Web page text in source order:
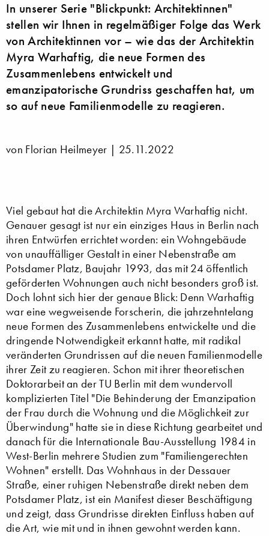
In unserer Serie "Blickpunkt: Architektinnen"
stellen wir Ihnen in regelmäßiger Folge das Werk
von Architektinnen vor – wie das der Architektin
Myra Warhaftig, die neue Formen des
Zusammenlebens entwickelt und
emanzipatorische Grundriss geschaffen hat, um
so auf neue Familienmodelle zu reagieren.
von Florian Heilmeyer | 25.11.2022
Viel gebaut hat die Architektin Myra Warhaftig nicht.
Genauer gesagt ist nur ein einziges Haus in Berlin nach
ihren Entwürfen errichtet worden: ein Wohngebäude
von unauffälliger Gestalt in einer Nebenstraße am
Potsdamer Platz, Baujahr 1993, das mit 24 öffentlich
geförderten Wohnungen auch nicht besonders groß ist.
Doch lohnt sich hier der genaue Blick: Denn Warhaftig
war eine wegweisende Forscherin, die jahrzehntelang
neue Formen des Zusammenlebens entwickelte und die
dringende Notwendigkeit erkannt hatte, mit radikal
veränderten Grundrissen auf die neuen Familienmodelle
ihrer Zeit zu reagieren. Schon mit ihrer theoretischen
Doktorarbeit an der TU Berlin mit dem wundervoll
komplizierten Titel "Die Behinderung der Emanzipation
der Frau durch die Wohnung und die Möglichkeit zur
Überwindung" hatte sie in diese Richtung gearbeitet und
danach für die Internationale Bau-Ausstellung 1984 in
West-Berlin mehrere Studien zum "Familiengerechten
Wohnen" erstellt. Das Wohnhaus in der Dessauer
Straße, einer ruhigen Nebenstraße direkt neben dem
Potsdamer Platz, ist ein Manifest dieser Beschäftigung
und zeigt, dass Grundrisse direkten Einfluss haben auf
die Art, wie mit und in ihnen gewohnt werden kann.